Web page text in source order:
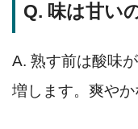
Q. 味は甘い
A. 熟す前は酸味
増します。爽やか